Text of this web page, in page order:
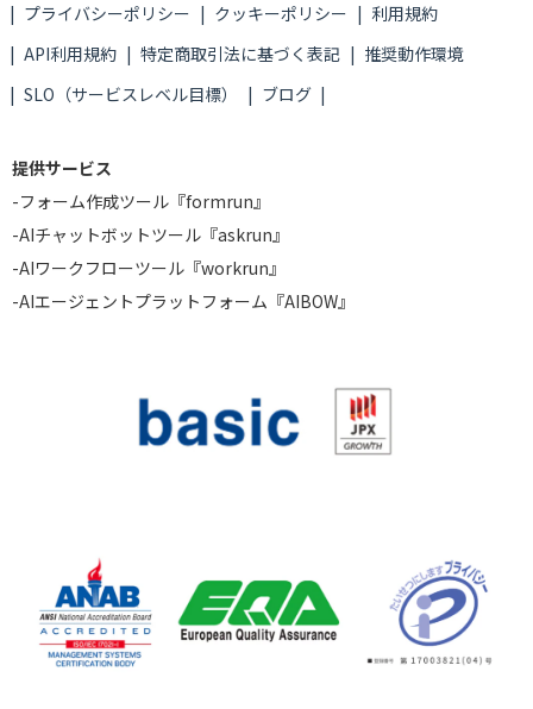
プライバシーポリシー
クッキーポリシー
利用規約
API利用規約
特定商取引法に基づく表記
推奨動作環境
SLO（サービスレベル目標）
ブログ
提供サービス
-フォーム作成ツール『formrun』
-AIチャットボットツール『askrun』
-AIワークフローツール『workrun』
-AIエージェントプラットフォーム『AIBOW』